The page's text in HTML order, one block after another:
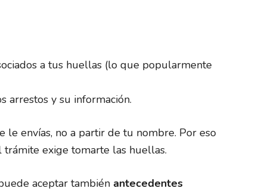
a tus huellas (lo que popularmente
arrestos y su información.
envías, no a partir de tu nombre. Por eso
trámite exige tomarte las huellas.
aceptar también antecedentes